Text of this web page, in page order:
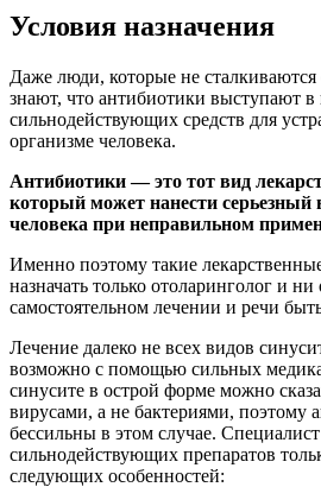
Условия назначения
Даже люди, которые не
знают, что антибиотики выступают в
сильнодействующих средств для
организме человека.
Антибиотики — это тот вид
который может нанести серьезный
человека при неправильном
Именно поэтому такие
назначать только отоларинголог и ни
самостоятельном лечении и речи
Лечение далеко не всех видов
возможно с помощью сильных
синусите в острой форме можно
вирусами, а не бактериями, поэтому
бессильны в этом случае.
сильнодействующих препаратов
следующих особенностей: